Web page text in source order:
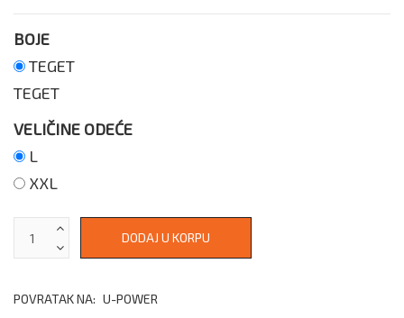
BOJE
TEGET
TEGET
VELIČINE ODEĆE
L
XXL
POVRATAK NA: U-POWER